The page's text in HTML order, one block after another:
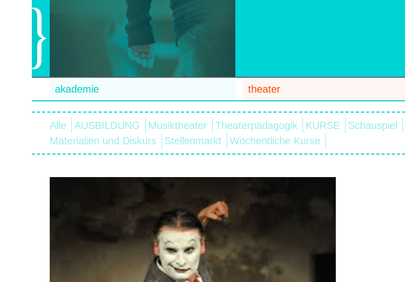
akademie theater
Alle AUSBILDUNG Musiktheater Theaterpädagogik KURSE Schauspiel
Materialien und Diskurs
Stellenmarkt Wöchentliche Kurse